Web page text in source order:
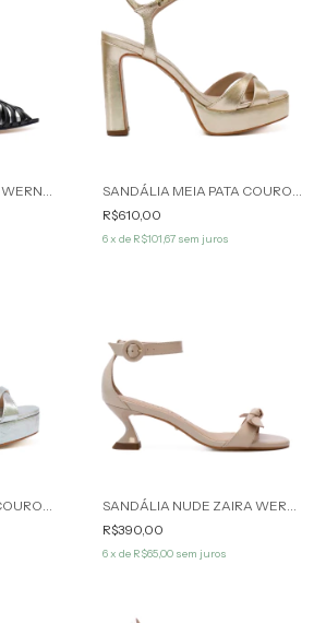
R$610,00
6x de R$101,67 sem juros
R$390,00
6x de R$65,00 sem juros